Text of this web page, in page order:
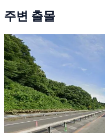
주변 출몰